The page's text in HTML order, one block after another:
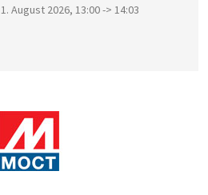
1. August 2026, 13:00 -> 14:03